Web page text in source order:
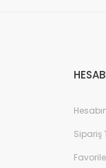
Sipariş